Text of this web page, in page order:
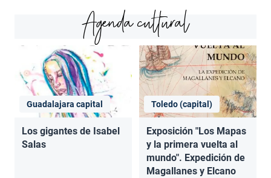
Agenda cultural
Guadalajara capital
Los gigantes de Isabel
Salas
Toledo (capital)
Exposición "Los Mapas
y la primera vuelta al
mundo". Expedición de
Magallanes y Elcano